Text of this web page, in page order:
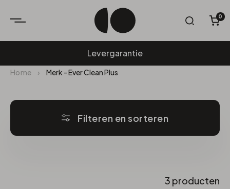
Levergarantie
0
Home › Merk - Ever Clean Plus
Filteren en sorteren
3 producten